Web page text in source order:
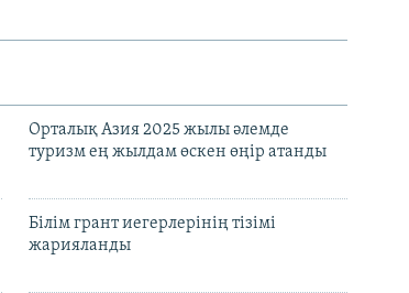
Орталық Азия 2025 жылы әлемде
туризм ең жылдам өскен өңір атанды
Білім грант иегерлерінің тізімі
жарияланды